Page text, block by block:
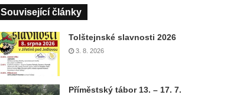
Související články
Tolštejnské slavnosti 2026
3. 8. 2026
Příměstský tábor 13. – 17. 7.